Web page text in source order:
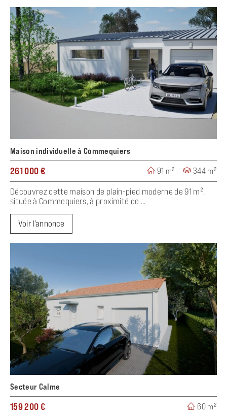
Maison individuelle à Commequiers
261 000 € 91 m² 344 m²
Découvrez cette maison de plain-pied moderne de 91 m²,
située à Commequiers, à proximité de ...
Voir l'annonce
Secteur Calme
159 200 € 60 m²